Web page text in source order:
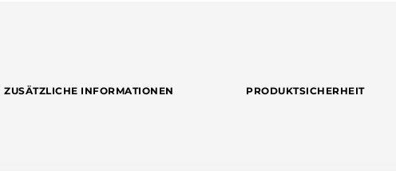
ZUSÄTZLICHE INFORMATIONEN PRODUKTSICHERHEIT